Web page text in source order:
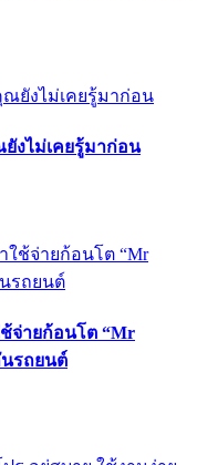
งไม่เคยรู้มาก่อน
จ่ายก้อนโต “Mr
รถยนต์